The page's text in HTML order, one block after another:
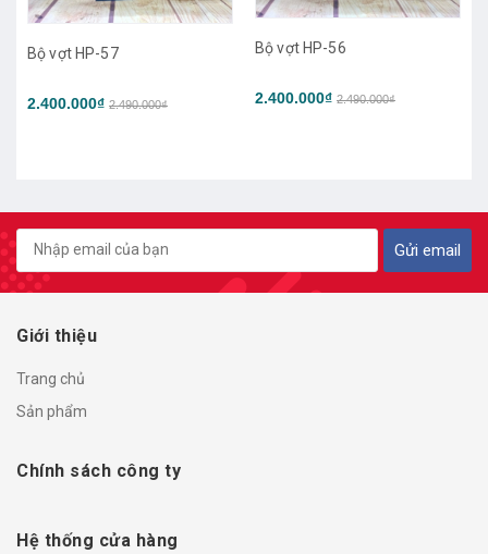
HP-57
2.490.000₫
Bộ vợt HP-56
2.400.000₫ 2.490.000₫
Gửi email
Giới thiệu
Trang chủ
Sản phẩm
Chính sách công ty
Hệ thống cửa hàng